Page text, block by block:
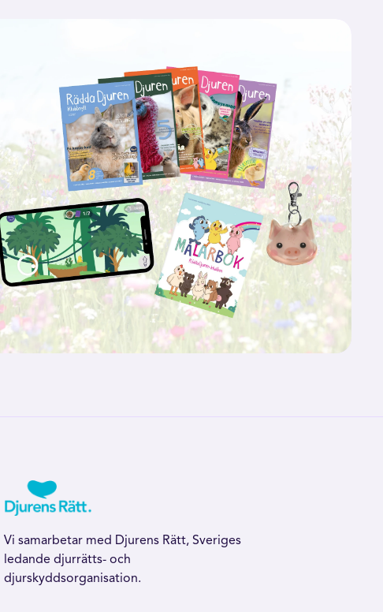
Vi samarbetar med Djurens Rätt, Sveriges
ledande djurrätts- och
djurskyddsorganisation.